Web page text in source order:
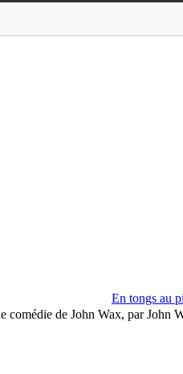
En tongs au
comédie de John Wax, par